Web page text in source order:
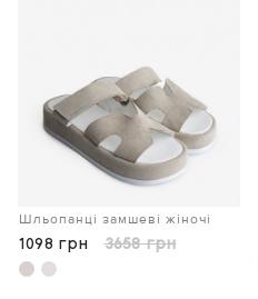
Шльопанці замшеві жіночі
1098 грн 3658 грн